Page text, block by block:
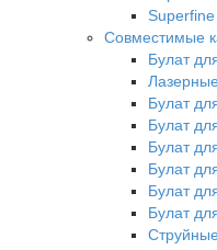
Совместимые
Булат
Лазерные
Булат
Булат
Булат
Булат
Булат
Булат
Струйные